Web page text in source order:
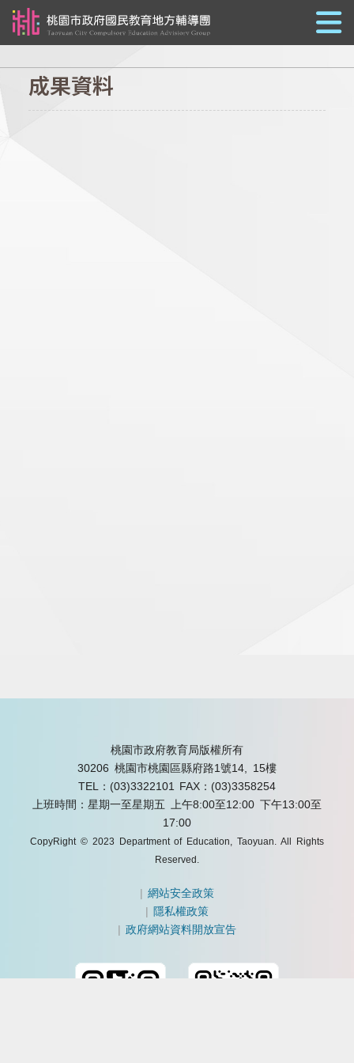
成果資料
桃園市政府教育局版權所有
30206 桃園市桃園區縣府路1號14, 15樓
TEL：(03)3322101
FAX：(03)3358254
上班時間：星期一至星期五 上午8:00至12:00 下午13:00至
17:00
CopyRight © 2023 Department of Education, Taoyuan. All Rights
Reserved.
|網站安全政策
| 隱私權政策
|政府網站資料開放宣告